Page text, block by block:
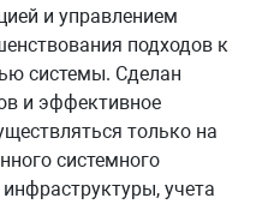
и управлением
подходов к
системы. Сделан
и эффективное
только на
системного
учета